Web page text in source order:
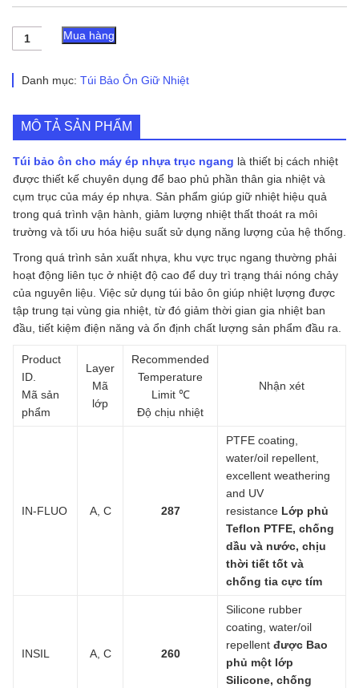
Túi
Bảo
Cho
Máy
Nhựa
Trục
số
lượng
Mua hàng
Danh mục: Túi Bảo Ôn Giữ Nhiệt
MÔ TẢ SẢN PHẨM
Túi bảo ôn cho máy ép nhựa trục ngang là thiết bị cách nhiệt
được thiết kế chuyên dụng để bao phủ phần thân gia nhiệt và
cụm trục của máy ép nhựa. Sản phẩm giúp giữ nhiệt hiệu quả
trong quá trình vận hành, giảm lượng nhiệt thất thoát ra môi
trường và tối ưu hóa hiệu suất sử dụng năng lượng của hệ thống.
Trong quá trình sản xuất nhựa, khu vực trục ngang thường phải
hoạt động liên tục ở nhiệt độ cao để duy trì trạng thái nóng chảy
của nguyên liệu. Việc sử dụng túi bảo ôn giúp nhiệt lượng được
tập trung tại vùng gia nhiệt, từ đó giảm thời gian gia nhiệt ban
đầu, tiết kiệm điện năng và ổn định chất lượng sản phẩm đầu ra.
Product
ID.
Mã sản
phẩm
Layer
Mã
lớp
Recommended
Temperature
Limit ℃
Độ chịu nhiệt
Nhận xét
IN-FLUO A, C 287
PTFE coating,
water/oil repellent,
excellent weathering
and UV
resistance Lớp phủ
Teflon PTFE, chống
dầu và nước, chịu
thời tiết tốt và
chống tia cực tím
INSIL A, C 260
Silicone rubber
coating, water/oil
repellent được Bao
phủ một lớp
Silicone, chống